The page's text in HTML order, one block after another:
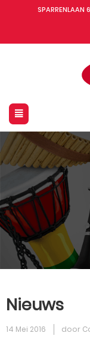
SPARRENLAAN
Nieuws
14 Mei 2016 door